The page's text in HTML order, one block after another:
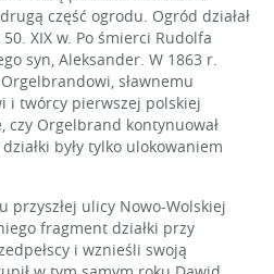
część ogrodu. Ogród działał
XIX w. Po śmierci Rudolfa
syn, Aleksander. W 1863 r.
sławnemu
i twórcy pierwszej polskiej
Orgelbrand kontynuował
były tylko ulokowaniem
przyszłej ulicy Nowo-Wolskiej
fragment działki przy
i wznieśli swoją